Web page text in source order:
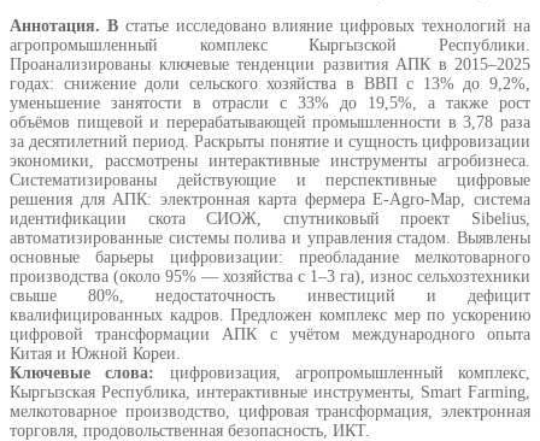
Аннотация. Встатье исследовано влияние цифровых технологий на
агропромышленный комплекс Кыргызской Республики.
Проанализированы ключевые тенденции развития АПК в 2015–2025
годах: снижение доли сельского хозяйства в ВВП с 13% до 9,2%,
уменьшение занятости в отрасли с 33% до 19,5%, а также рост
объёмов пищевой и перерабатывающей промышленности в 3,78 раза
за десятилетний период. Раскрыты понятие и сущность цифровизации
экономики, рассмотрены интерактивные инструменты агробизнеса.
Систематизированы действующие и перспективные цифровые
решения для АПК: электронная карта фермера E-Agro-Map, система
идентификации скота СИОЖ, спутниковый проект Sibelius,
автоматизированные системы полива и управления стадом. Выявлены
основные барьеры цифровизации: преобладание мелкотоварного
производства (около 95% — хозяйства с 1–3 га), износ сельхозтехники
свыше 80%, недостаточность инвестиций и дефицит
квалифицированных кадров. Предложен комплекс мер по ускорению
цифровой трансформации АПК с учётом международного опыта
Китая и Южной Кореи.
Ключевые слова: цифровизация, агропромышленный комплекс,
Кыргызская Республика, интерактивные инструменты, Smart Farming,
мелкотоварное производство, цифровая трансформация, электронная
торговля, продовольственная безопасность, ИКТ.